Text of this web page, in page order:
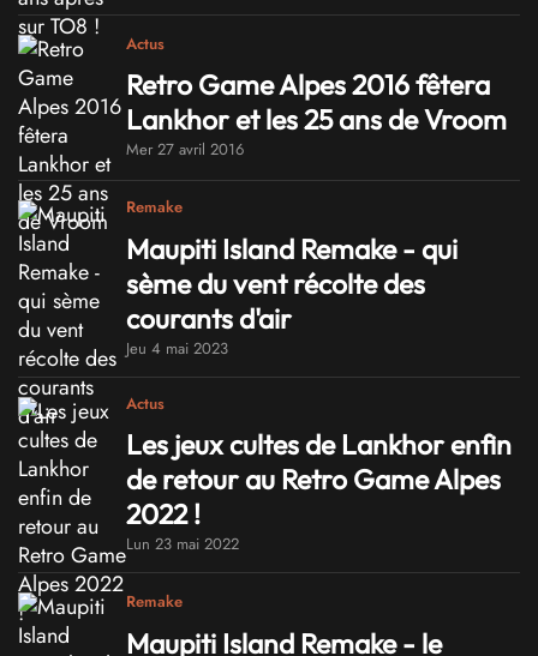
Actus
Retro Game Alpes 2016 fêtera
Lankhor et les 25 ans de Vroom
Mer 27 avril 2016
Remake
Maupiti Island Remake - qui
sème du vent récolte des
courants d'air
Jeu 4 mai 2023
Actus
Les jeux cultes de Lankhor enfin
de retour au Retro Game Alpes
2022 !
Lun 23 mai 2022
Remake
Maupiti Island Remake - le